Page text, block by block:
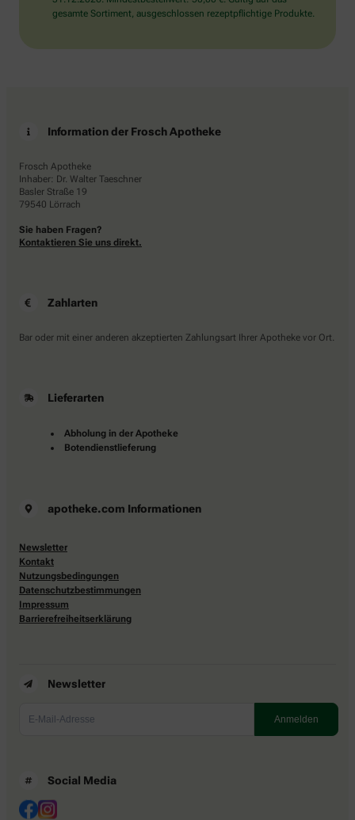
Frosch Apotheke
79540 Lörrach
Sie haben Fragen?
Kontaktieren Sie uns direkt.
Bar oder mit einer anderen akzeptierten Zahlungsart Ihrer Apotheke vor Ort.
Abholung in der Apotheke
Newsletter
Nutzungsbedingungen
Datenschutzbestimmungen
Impressum
Barrierefreiheitserklärung